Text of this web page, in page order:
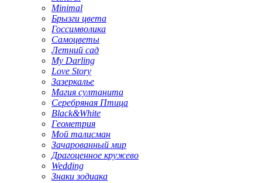
Minimal
Брызги цвета
Госсимволика
Самоцветы
Летний сад
My Darling
Love Story
Зазеркалье
Магия султанита
Серебряная Птица
Black&White
Геометрия
Мой талисман
Зачарованный мир
Драгоценное кружево
Wedding
Знаки зодиака